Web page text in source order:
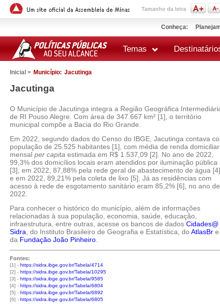
Tamanho da letra
Conheça:
Temas
Inicial > Município: Jacutinga
Jacutinga
O Município de Jacutinga integra a Região Geográfica
de RI Pouso Alegre. Com área de 347.667 km² [1], o território
municipal compõe a Bacia do Rio Grande.
Em 2022, segundo dados do Censo do IBGE, Jacutinga contava
população de 25.525 habitantes [1], com média de renda domiciliar
mensal per capita estimada em R$ 1.537,09 [2]. No ano de 2022,
99,3% dos domicílios locais eram atendidos por iluminação pública
[3], em 2022, 87,88% pela rede geral de abastecimento de água [4]
e em 2022, 89,21% pela coleta de lixo [5]. Já as residências com
acesso à rede de esgotamento sanitário eram 85,2% [6], no ano de
2022.
Para conhecer o histórico do município, além de informações
relacionadas à sua população, economia, saúde, educação,
infraestrutura, entre outras, acesse os bancos de dados Cidades@
Sidra , do Instituto Brasileiro de Geografia e Estatística, doAtlasBr e
da Fundação João Pinheiro
Fontes:
[1] - https://sidra.ibge.gov.br/Tabela/4714
[2] - https://sidra.ibge.gov.br/Tabela/10295
[3] - https://sidra.ibge.gov.br/Tabela/9585
[4] - https://sidra.ibge.gov.br/Tabela/6804
[5] - https://sidra.ibge.gov.br/Tabela/6892
[6] - https://sidra.ibge.gov.br/Tabela/6805